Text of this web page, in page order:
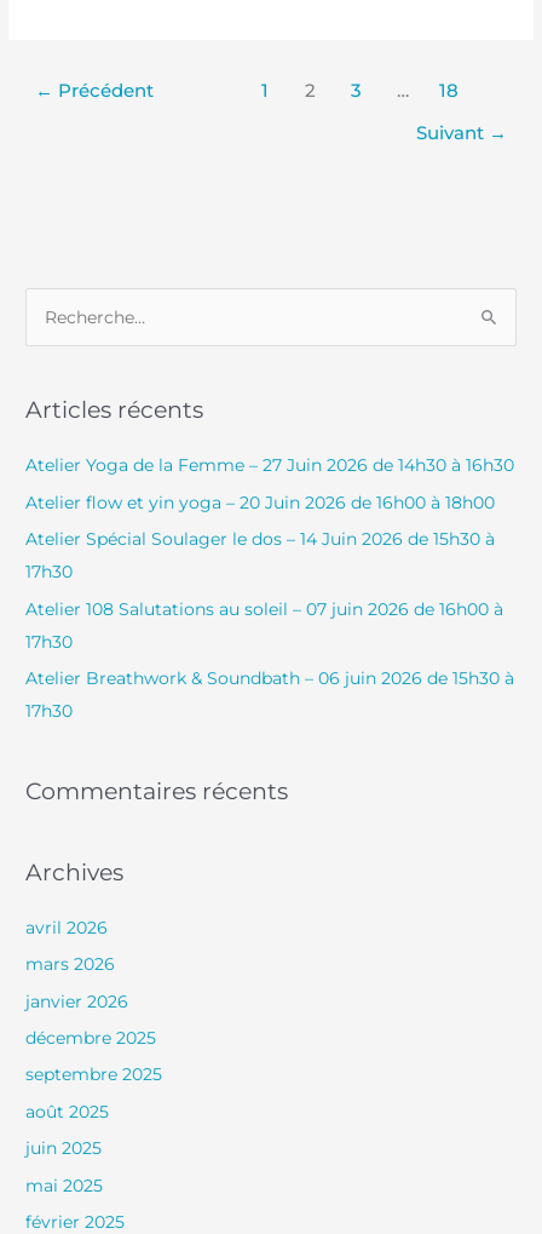
← Précédent 1 2 3 …
18
Suivant →
h
h
e
r
:
Articles récents
Atelier Yoga de la Femme – 27 Juin 2026 de 14h30 à 16h30
Atelier flow et yin yoga – 20 Juin 2026 de 16h00 à 18h00
Atelier Spécial Soulager le dos – 14 Juin 2026 de 15h30 à
17h30
Atelier 108 Salutations au soleil – 07 juin 2026 de 16h00 à
17h30
Atelier Breathwork & Soundbath – 06 juin 2026 de 15h30 à
17h30
Commentaires récents
Archives
avril 2026
mars 2026
janvier 2026
décembre 2025
septembre 2025
août 2025
juin 2025
mai 2025
février 2025